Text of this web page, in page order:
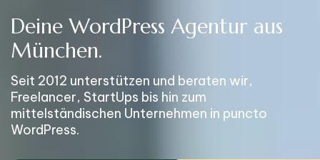
Deine WordPress Agentur aus
München.
Seit 2012 unterstützen und beraten wir,
Freelancer, StartUps bis hin zum
mittelständischen Unternehmen in puncto
WordPress.